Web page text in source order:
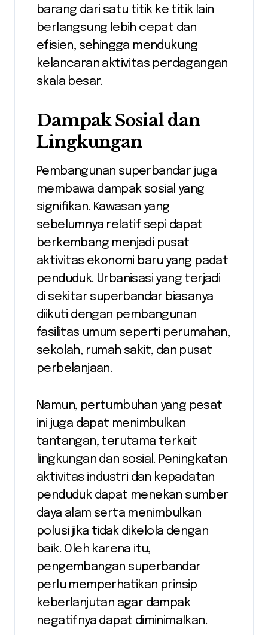
barang dari satu titik ke titik lain
berlangsung lebih cepat dan
efisien, sehingga mendukung
kelancaran aktivitas perdagangan
skala besar.
Dampak Sosial dan
Lingkungan
Pembangunan superbandar juga
membawa dampak sosial yang
signifikan. Kawasan yang
sebelumnya relatif sepi dapat
berkembang menjadi pusat
aktivitas ekonomi baru yang padat
penduduk. Urbanisasi yang terjadi
di sekitar superbandar biasanya
diikuti dengan pembangunan
fasilitas umum seperti perumahan,
sekolah, rumah sakit, dan pusat
perbelanjaan.
Namun, pertumbuhan yang pesat
ini juga dapat menimbulkan
tantangan, terutama terkait
lingkungan dan sosial. Peningkatan
aktivitas industri dan kepadatan
penduduk dapat menekan sumber
daya alam serta menimbulkan
polusi jika tidak dikelola dengan
baik. Oleh karena itu,
pengembangan superbandar
perlu memperhatikan prinsip
keberlanjutan agar dampak
negatifnya dapat diminimalkan.